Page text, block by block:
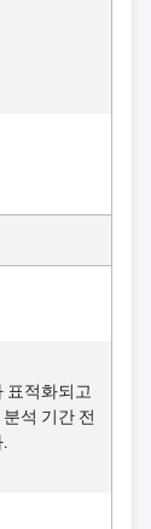
표적화되고
석 기간 전